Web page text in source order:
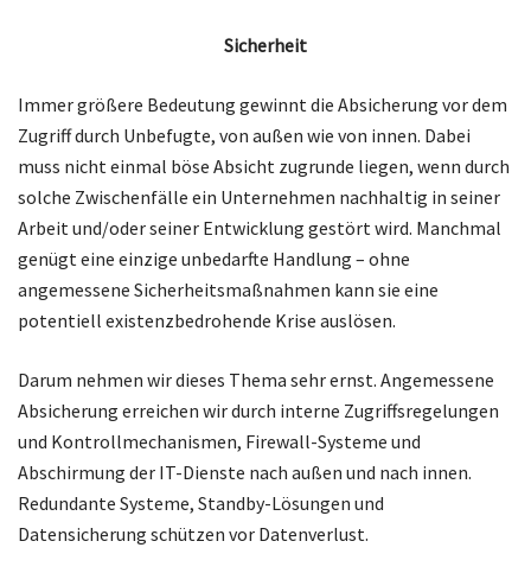
Sicherheit
Immer größere Bedeutung gewinnt die Absicherung vor dem
Zugriff durch Unbefugte, von außen wie von innen. Dabei
muss nicht einmal böse Absicht zugrunde liegen, wenn durch
solche Zwischenfälle ein Unternehmen nachhaltig in seiner
Arbeit und/oder seiner Entwicklung gestört wird. Manchmal
genügt eine einzige unbedarfte Handlung – ohne
angemessene Sicherheitsmaßnahmen kann sie eine
potentiell existenzbedrohende Krise auslösen.
Darum nehmen wir dieses Thema sehr ernst. Angemessene
Absicherung erreichen wir durch interne Zugriffsregelungen
und Kontrollmechanismen, Firewall-Systeme und
Abschirmung der IT-Dienste nach außen und nach innen.
Redundante Systeme, Standby-Lösungen und
Datensicherung schützen vor Datenverlust.